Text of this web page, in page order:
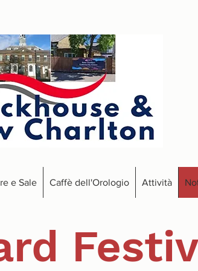
e Sale Caffè dell'Orologio Attività